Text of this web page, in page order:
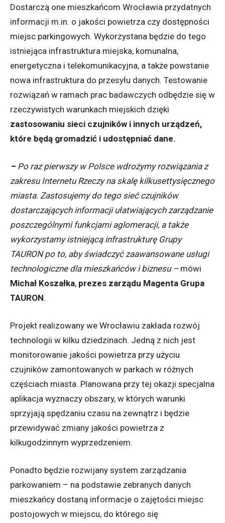
Dostarczą one mieszkańcom Wrocławia przydatnych
informacji m.in. o jakości powietrza czy dostępności
miejsc parkingowych. Wykorzystana będzie do tego
istniejąca infrastruktura miejska, komunalna,
energetyczna i telekomunikacyjna, a także powstanie
nowa infrastruktura do przesyłu danych. Testowanie
rozwiązań w ramach prac badawczych odbędzie się w
rzeczywistych warunkach miejskich dzięki
zastosowaniu sieci czujników i innych urządzeń,
które będą gromadzić i udostępniać dane.
– Po raz pierwszy w Polsce wdrożymy rozwiązania z
zakresu Internetu Rzeczy na skalę kilkusettysięcznego
miasta. Zastosujemy do tego sieć czujników
dostarczających informacji ułatwiających zarządzanie
poszczególnymi funkcjami aglomeracji, a także
wykorzystamy istniejącą infrastrukturę Grupy
TAURON po to, aby świadczyć zaawansowane usługi
technologiczne dla mieszkańców i biznesu – mówi
Michał Koszałka, prezes zarządu Magenta Grupa
TAURON.
Projekt realizowany we Wrocławiu zakłada rozwój
technologii w kilku dziedzinach. Jedną z nich jest
monitorowanie jakości powietrza przy użyciu
czujników zamontowanych w parkach w różnych
częściach miasta. Planowana przy tej okazji specjalna
aplikacja wyznaczy obszary, w których warunki
sprzyjają spędzaniu czasu na zewnątrz i będzie
przewidywać zmiany jakości powietrza z
kilkugodzinnym wyprzedzeniem.
Ponadto będzie rozwijany system zarządzania
parkowaniem – na podstawie zebranych danych
mieszkańcy dostaną informacje o zajętości miejsc
postojowych w miejscu, do którego się